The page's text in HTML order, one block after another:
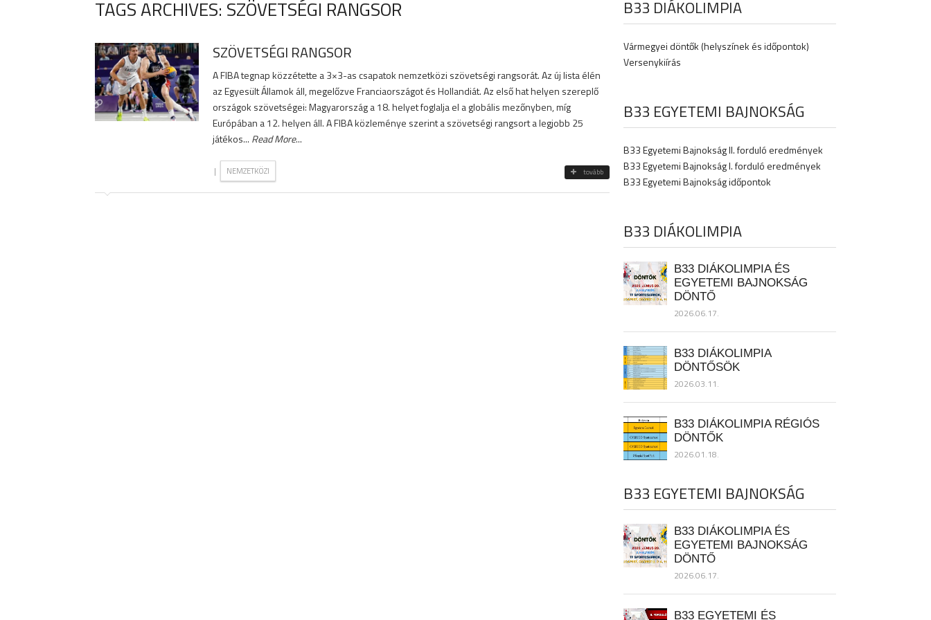
TAGS ARCHIVES: SZÖVETSÉGI RANGSOR
SZÖVETSÉGI RANGSOR
A FIBA tegnap közzétette a 3×3-as csapatok nemzetközi szövetségi rangsorát. Az új lista élén
az Egyesült Államok áll, megelőzve Franciaországot és Hollandiát. Az első hat helyen szereplő
országok szövetségei: Magyarország a 18. helyet foglalja el a globális mezőnyben, míg
Európában a 12. helyen áll. A FIBA közleménye szerint a szövetségi rangsort a legjobb 25
játékos... Read More...
| NEMZETKÖZI tovább
B33 DIÁKOLIMPIA
Vármegyei döntők (helyszínek és időpontok)
Versenykiírás
B33 EGYETEMI BAJNOKSÁG
B33 Egyetemi Bajnokság II. forduló eredmények
B33 Egyetemi Bajnokság I. forduló eredmények
B33 Egyetemi Bajnokság időpontok
B33 DIÁKOLIMPIA
B33 DIÁKOLIMPIA ÉS
EGYETEMI BAJNOKSÁG
DÖNTŐ
2026.06.17.
B33 DIÁKOLIMPIA
DÖNTŐSÖK
2026.03.11.
B33 DIÁKOLIMPIA RÉGIÓS
DÖNTŐK
2026.01.18.
B33 EGYETEMI BAJNOKSÁG
B33 DIÁKOLIMPIA ÉS
EGYETEMI BAJNOKSÁG
DÖNTŐ
2026.06.17.
B33 EGYETEMI ÉS